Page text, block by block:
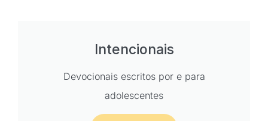
Intencionais
Devocionais escritos por e para
adolescentes